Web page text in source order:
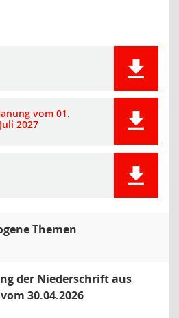
vom 01.
2027
Themen
der Niederschrift aus
30.04.2026